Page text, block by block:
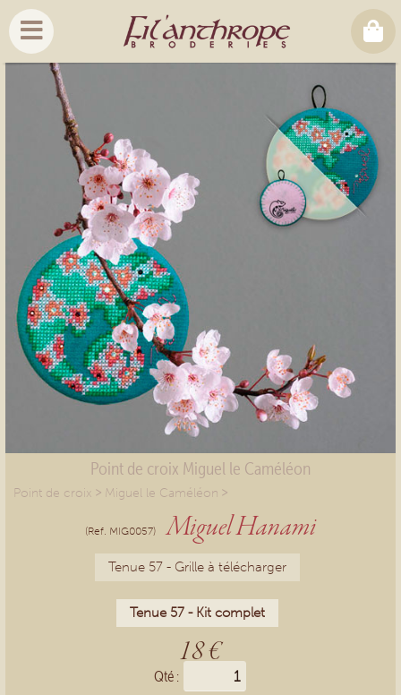
Point de croix Miguel le Caméléon
Point de croix > Miguel le Caméléon >
(Ref. MIG0057) Miguel Hanami
Tenue 57 - Grille à télécharger
Tenue 57 - Kit complet
18 €
Qté :